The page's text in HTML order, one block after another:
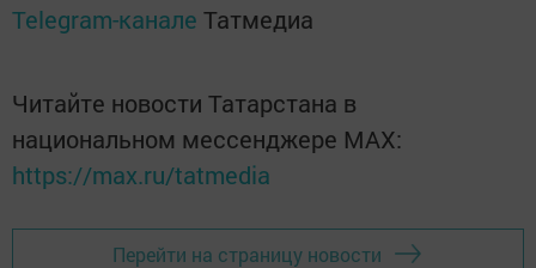
Telegram-канале Татмедиа
Читайте новости Татарстана в
национальном мессенджере MАХ:
https://max.ru/tatmedia
Перейти на страницу новости